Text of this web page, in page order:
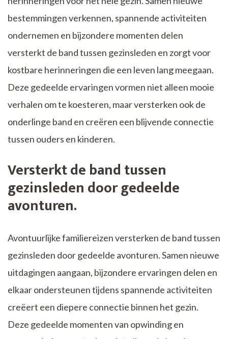
bestemmingen verkennen, spannende activiteiten
ondernemen en bijzondere momenten delen
versterkt de band tussen gezinsleden en zorgt voor
kostbare herinneringen die een leven lang meegaan.
Deze gedeelde ervaringen vormen niet alleen mooie
verhalen om te koesteren, maar versterken ook de
onderlinge band en creëren een blijvende connectie
tussen ouders en kinderen.
Versterkt de band tussen
gezinsleden door gedeelde
avonturen.
Avontuurlijke familiereizen versterken de band tussen
gezinsleden door gedeelde avonturen. Samen nieuwe
uitdagingen aangaan, bijzondere ervaringen delen en
elkaar ondersteunen tijdens spannende activiteiten
creëert een diepere connectie binnen het gezin.
Deze gedeelde momenten van opwinding en